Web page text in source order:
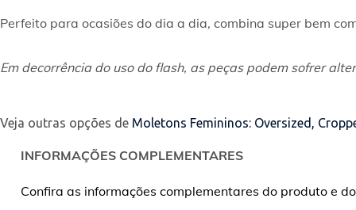
Perfeito para ocasiões do dia a dia, combina super bem
Em decorrência do uso do flash, as peças podem sofrer
Veja outras opções de Moletons Femininos: Oversized,
INFORMAÇÕES COMPLEMENTARES
Confira as informações complementares do produto e